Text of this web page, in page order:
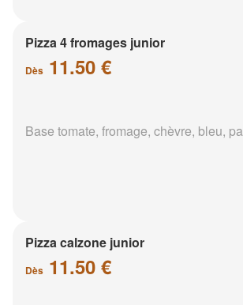
Pizza 4 fromages junior
Dès 11.50 €
Base tomate, fromage, chèvre, bleu,
Pizza calzone junior
Dès 11.50 €